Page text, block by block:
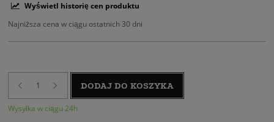
Wyświetl historię cen produktu
Najniższa cena w ciągu ostatnich 30 dni
DODAJ DO KOSZYKA
Wysyłka w ciągu 24h